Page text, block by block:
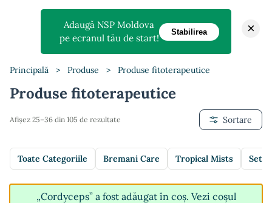
Principală > Produse > Produse fitoterapeutice
Produse fitoterapeutice
Afișez 25–36 din 105 de rezultate Sortare
Toate Categoriile Bremani Care Tropical Mists
„Cordyceps” a fost adăugat în coș. Vezi coșul
Adaugă NSP Moldova
pe ecranul tău de start!
Stabilirea ×